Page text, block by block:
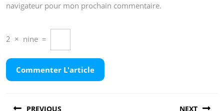
navigateur pour mon prochain commentaire.
2 × nine =
PREVIOUS NEXT